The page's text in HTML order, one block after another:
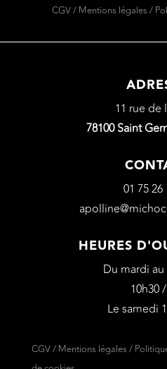
CGV/ Mentions légales /
11 rue de
78100 Saint
01 75 26
HEURES
Du mardi
10h30
Le samedi
CGV/ Mentions légales /